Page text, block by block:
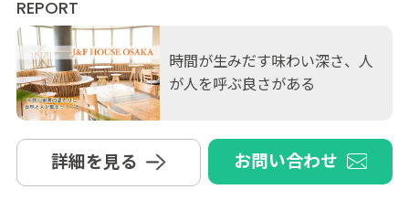
REPORT
時間が生みだす味わい深さ、人
が人を呼ぶ良さがある
詳細を見る お問い合わせ